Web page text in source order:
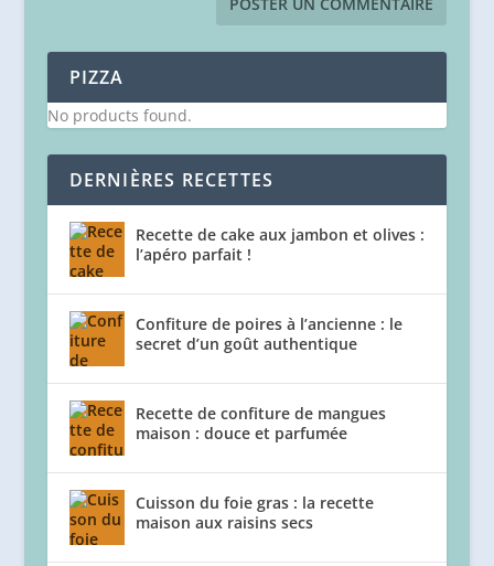
PIZZA
No products found.
DERNIÈRES RECETTES
Recette de cake aux jambon et olives :
l’apéro parfait !
Confiture de poires à l’ancienne : le
secret d’un goût authentique
Recette de confiture de mangues
maison : douce et parfumée
Cuisson du foie gras : la recette
maison aux raisins secs